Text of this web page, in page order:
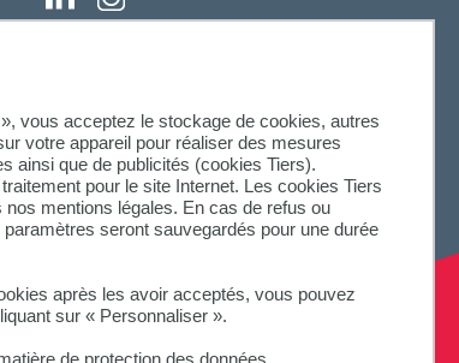
vous acceptez le stockage de cookies, autres
votre appareil pour réaliser des mesures
ainsi que de publicités (cookies Tiers).
pour le site Internet. Les cookies Tiers
mentions légales. En cas de refus ou
seront sauvegardés pour une durée
après les avoir acceptés, vous pouvez
sur « Personnaliser ».
de protection des données.